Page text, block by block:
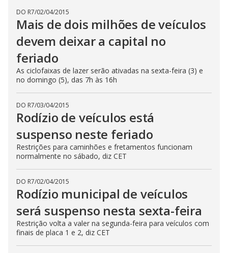
DO R7/02/04/2015
Mais de dois milhões de veículos
devem deixar a capital no
feriado
As ciclofaixas de lazer serão ativadas na sexta-feira (3) e
no domingo (5), das 7h às 16h
DO R7/03/04/2015
Rodízio de veículos está
suspenso neste feriado
Restrições para caminhões e fretamentos funcionam
normalmente no sábado, diz CET
DO R7/02/04/2015
Rodízio municipal de veículos
será suspenso nesta sexta-feira
Restrição volta a valer na segunda-feira para veículos com
finais de placa 1 e 2, diz CET